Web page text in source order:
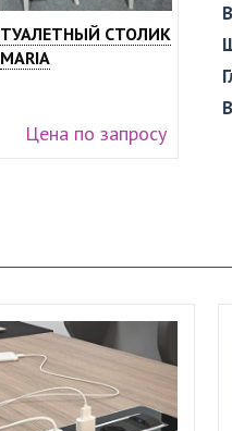
ТУАЛЕТНЫЙ СТОЛИК
MARIA
Цена по запросу